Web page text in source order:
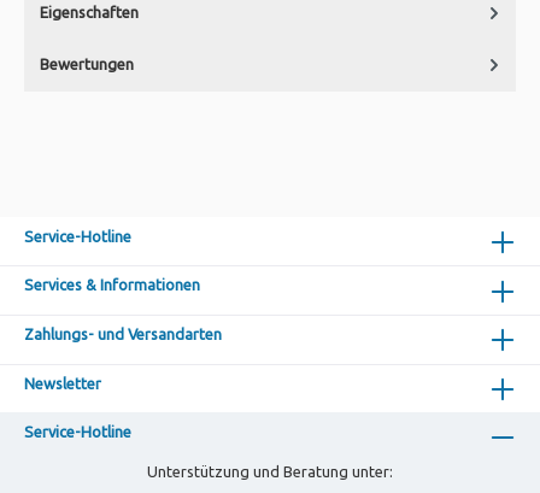
Eigenschaften
Bewertungen
Service-Hotline
Services & Informationen
Zahlungs- und Versandarten
Newsletter
Service-Hotline
Unterstützung und Beratung unter: